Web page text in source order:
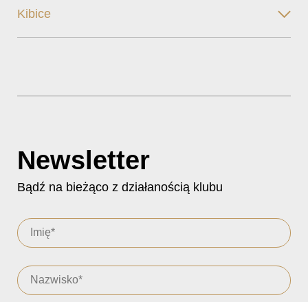
Kibice
Newsletter
Bądź na bieżąco z działanością klubu